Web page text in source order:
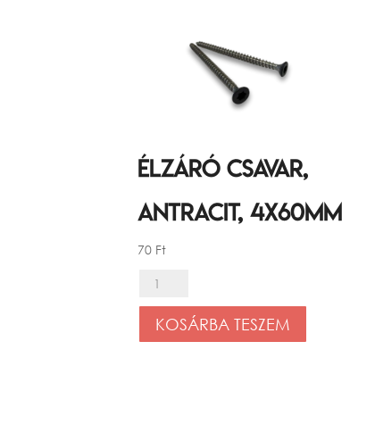
Élzáró csavar,
Antracit, 4x60mm
70 Ft
Élzáró
csavar,
Antracit,
KOSÁRBA TESZEM